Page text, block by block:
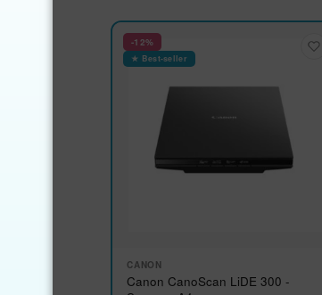
-12%
★ Best-seller
CANON
Canon CanoScan LiDE 300 -